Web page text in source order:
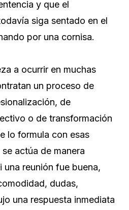
y que el
siga sentado en el
por una cornisa.
a ocurrir en muchas
un proceso de
de
o de transformación
lo formula con esas
actúa de manera
una reunión fue buena,
dudas,
una respuesta inmediata